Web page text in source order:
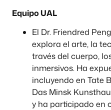
Equipo UAL
El Dr. Friendred
explora el arte, la
través del cuerpo,
inmersivos. Ha
incluyendo en Tate
Das Minsk
y ha participado en